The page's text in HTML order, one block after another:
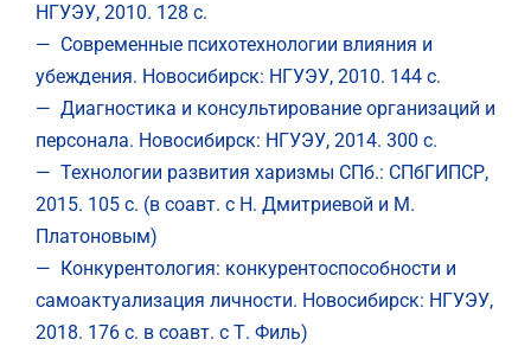
НГУЭУ, 2010. 128 с.
— Современные психотехнологии влияния и
убеждения. Новосибирск: НГУЭУ, 2010. 144 с.
— Диагностика и консультирование организаций и
персонала. Новосибирск: НГУЭУ, 2014. 300 с.
— Технологии развития харизмы СПб.: СПбГИПСР,
2015. 105 с. (в соавт. с Н. Дмитриевой и М.
Платоновым)
— Конкурентология: конкурентоспособности и
самоактуализация личности. Новосибирск: НГУЭУ,
2018. 176 с. в соавт. с Т. Филь)